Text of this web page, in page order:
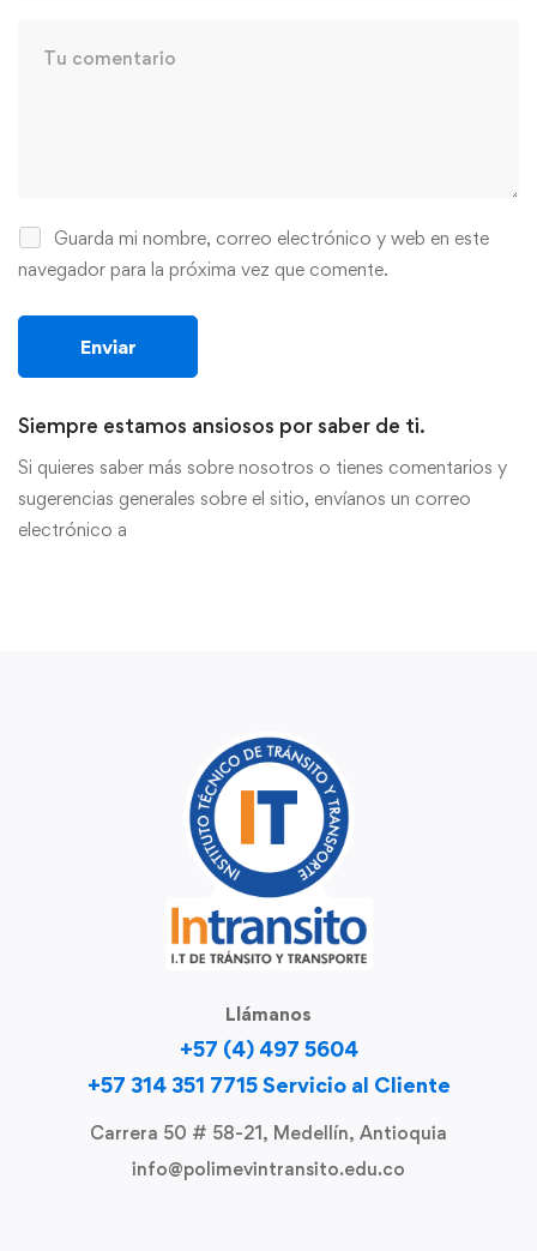
Guarda mi nombre, correo electrónico y web en este
navegador para la próxima vez que comente.
Siempre estamos ansiosos por saber de ti.
Si quieres saber más sobre nosotros o tienes comentarios y
sugerencias generales sobre el sitio, envíanos un correo
electrónico a
Llámanos
+57 (4) 497 5604
+57 314 351 7715 Servicio al Cliente
Carrera 50 # 58-21, Medellín, Antioquia
info@polimevintransito.edu.co